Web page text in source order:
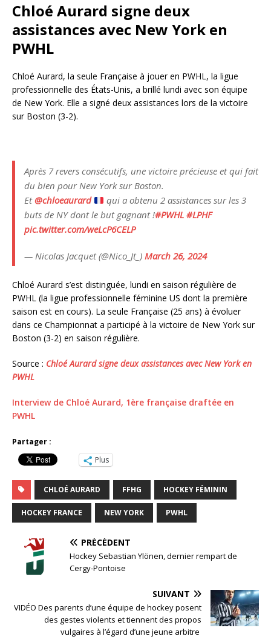
Chloé Aurard signe deux
assistances avec New York en
PWHL
Chloé Aurard, la seule Française à jouer en PWHL, la ligue
professionnelle des États-Unis, a brillé lundi avec son équipe
de New York. Elle a signé deux assistances lors de la victoire
sur Boston (3-2).
Après 7 revers consécutifs, une victoire précieuse et qui fait
du bien pour New York sur Boston.
Et@chloeaurard
qui a obtenu 2 assistances sur les 3
buts de NY dont le but gagnant !#PWHL #LPHF
pic.twitter.com/weLcP6CELP
— Nicolas Jacquet (@Nico_Jt_) March 26, 2024
Chloé Aurard s’est distinguée, lundi en saison régulière de
PWHL (la ligue professionnelle féminine US dont la première
saison est en cours). La seule Française (25 ans) à évoluer
dans ce Championnat a participé à la victoire de New York sur
Boston (3-2) en saison régulière.
Source : Chloé Aurard signe deux assistances avec New York en
PWHL
Interview de Chloé Aurard, 1ère française draftée en
PWHL
Partager :
Plus
CHLOÉ AURARD FFHG HOCKEY FÉMININ
HOCKEY FRANCE NEW YORK PWHL
PRÉCÉDENT
Hockey Sebastian Ylönen, dernier rempart de
Cergy-Pontoise
SUIVANT
VIDÉO Des parents d’une équipe de hockey posent
des gestes violents et tiennent des propos
vulgaires à l’égard d’une jeune arbitre